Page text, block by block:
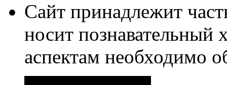
Сайт принадлежит
носит познавательный
аспектам необходимо